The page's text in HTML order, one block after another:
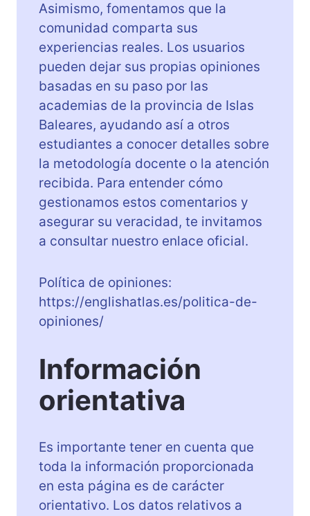
Asimismo, fomentamos que la
comunidad comparta sus
experiencias reales. Los usuarios
pueden dejar sus propias opiniones
basadas en su paso por las
academias de la provincia de Islas
Baleares, ayudando así a otros
estudiantes a conocer detalles sobre
la metodología docente o la atención
recibida. Para entender cómo
gestionamos estos comentarios y
asegurar su veracidad, te invitamos
a consultar nuestro enlace oficial.
Política de opiniones:
https://englishatlas.es/politica-de-
opiniones/
Información
orientativa
Es importante tener en cuenta que
toda la información proporcionada
en esta página es de carácter
orientativo. Los datos relativos a